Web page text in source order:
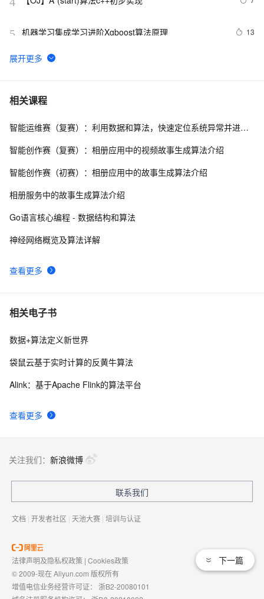
5 机器学习集成学习进阶Xgboost算法原理 13
6
【滤波跟踪】基于卡尔曼滤波算法实现飞行物体运动轨迹
7 Console-算法[for,if,break]-五个好朋友分苹果
8 数组求和算法系列 639
10微软的22道数据结构算法面试题
相关课程
查看更多
智能运维赛（复赛）：利用数据和算法，快速定位系统异常并进行根因分析
智能创作赛（复赛）：相册应用中的视频故事生成算法介绍
智能创作赛（初赛）：相册应用中的故事生成算法介绍
相册服务中的故事生成算法介绍
Go语言核心编程 - 数据结构和算法
神经网络概览及算法详解
相关电子书
查看更多
数据+算法定义新世界
袋鼠云基于实时计算的反黄牛算法
Alink：基于Apache Flink的算法平台
下一篇
关注我们： 新浪微博
联系我们
文档 | 开发者社区 | 天池大赛 | 培训与认证
法律声明及隐私权政策 | Cookies政策
© 2009-现在 Aliyun.com 版权所有
增值电信业务经营许可证： 浙B2-20080101